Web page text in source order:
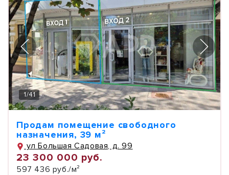
1/41
Продам помещение свободного
назначения, 39 м²
ул Большая Садовая, д. 99
23 300 000 руб.
597 436 руб./м²